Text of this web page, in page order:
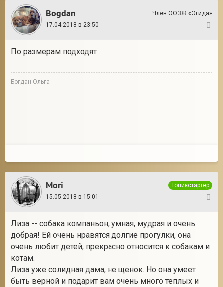
Bogdan
Член ООЗЖ «Эгида»
17.04.2018 в 23:50
По размерам подходят
Богдан Ольга
Mori
Топикстартер
15.05.2018 в 15:01
Лиза -- собака компаньон, умная, мудрая и очень
добрая! Ей очень нравятся долгие прогулки, она
очень любит детей, прекрасно относится к собакам и
котам.
Лиза уже солидная дама, не щенок. Но она умеет
быть верной и подарит вам очень много теплых и